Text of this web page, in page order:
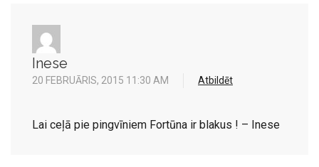
Inese
20 FEBRUĀRIS, 2015 11:30 AM Atbildēt
Lai ceļā pie pingvīniem Fortūna ir blakus ! – Inese